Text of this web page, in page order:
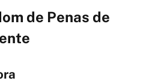
de Penas de